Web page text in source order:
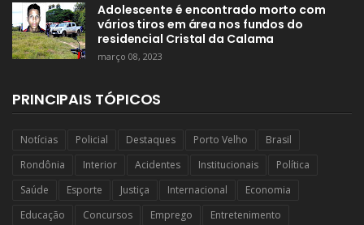
Adolescente é encontrado morto com
vários tiros em área nos fundos do
residencial Cristal da Calama
março 08, 2023
PRINCIPAIS TÓPICOS
Notícias Policial Destaques Porto Velho
Brasil
Rondônia
Interior Acidentes Institucionais
Política
Saúde
Esporte Justiça Internacional
Economia
Educação
Concursos Emprego Entretenimento